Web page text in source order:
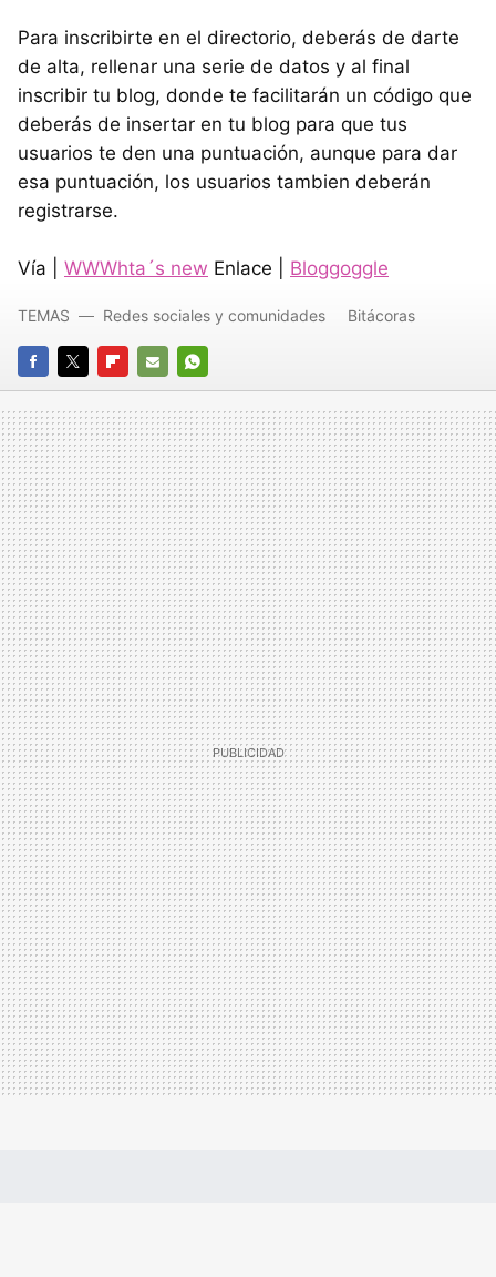
Para inscribirte en el directorio, deberás de darte
de alta, rellenar una serie de datos y al final
inscribir tu blog, donde te facilitarán un código que
deberás de insertar en tu blog para que tus
usuarios te den una puntuación, aunque para dar
esa puntuación, los usuarios tambien deberán
registrarse.
Vía | WWWhta´s new Enlace | Bloggoggle
FACEBOOK
TWITTERFLIPBOARD
E-
MAIL
WHATSAPP
TEMAS Redes sociales y comunidades Bitácoras